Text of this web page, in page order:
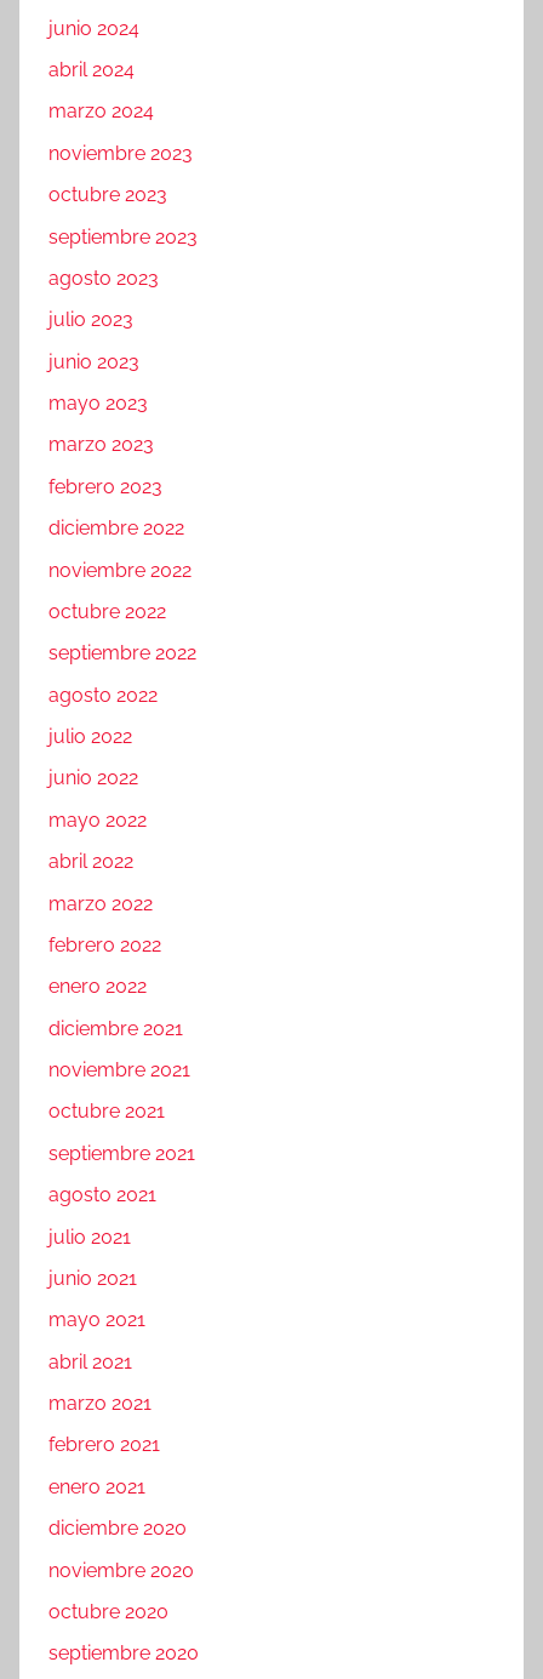
junio 2024
abril 2024
marzo 2024
noviembre 2023
octubre 2023
septiembre 2023
agosto 2023
julio 2023
junio 2023
mayo 2023
marzo 2023
febrero 2023
diciembre 2022
noviembre 2022
octubre 2022
septiembre 2022
agosto 2022
julio 2022
junio 2022
mayo 2022
abril 2022
marzo 2022
febrero 2022
enero 2022
diciembre 2021
noviembre 2021
octubre 2021
septiembre 2021
agosto 2021
julio 2021
junio 2021
mayo 2021
abril 2021
marzo 2021
febrero 2021
enero 2021
diciembre 2020
noviembre 2020
octubre 2020
septiembre 2020